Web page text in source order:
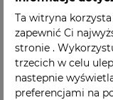
1110102)
Cena37,40 zł
Ta witryna
zapewnić Ci
stronie .
trzecich w celu
nastepnie
preferencjami na